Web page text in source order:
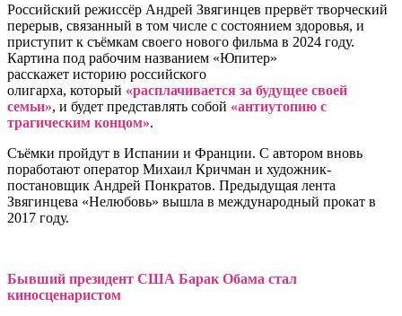
Российский режиссёр Андрей Звягинцев прервёт творческий
перерыв, связанный в том числе с состоянием здоровья, и
приступит к съёмкам своего нового фильма в 2024 году.
Картина под рабочим названием «Юпитер»
расскажет историю российского
олигарха, который «расплачивается за будущее своей
семьи», и будет представлять собой «антиутопию с
трагическим концом».
Съёмки пройдут в Испании и Франции. С автором вновь
поработают оператор Михаил Кричман и художник-
постановщик Андрей Понкратов. Предыдущая лента
Звягинцева «Нелюбовь» вышла в международный прокат в
2017 году.
Бывший президент США Барак Обама стал
киносценаристом